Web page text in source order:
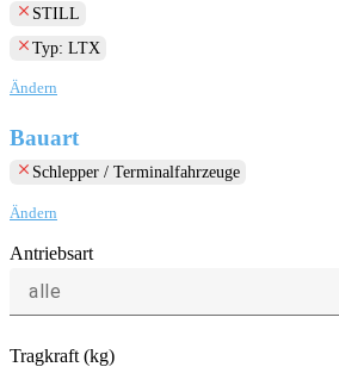
clear STILL
clear Typ: LTX
Ändern
Bauart
clear Schlepper / Terminalfahrzeuge
Ändern
Antriebsart
alle
Tragkraft (kg)